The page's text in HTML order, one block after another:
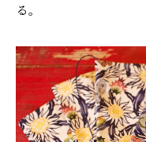
る。